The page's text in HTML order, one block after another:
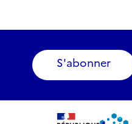
S'abonner